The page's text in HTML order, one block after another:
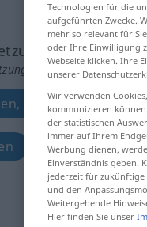
anklicken/antippen)
umrühren,
Technologien für die
aufgeführten Zwecke.
mehr so relevant für
oder Ihre Einwilligung
Webseite klicken. Ihre
unserer
Wir verwenden
kommunizieren
der statistischen
immer auf Ihrem
Werbung dienen,
Einverständnis geben.
jederzeit für zukünftige
und den
Weitergehende
Hier finden Sie unser